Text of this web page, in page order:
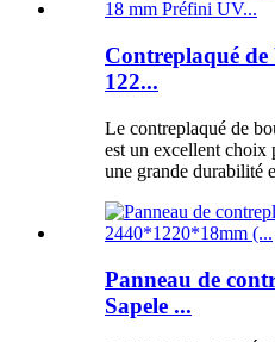
Contreplaqué
122...
Le contreplaqué de
est un excellent choix
une grande durabilité
Panneau de
Sapele ...